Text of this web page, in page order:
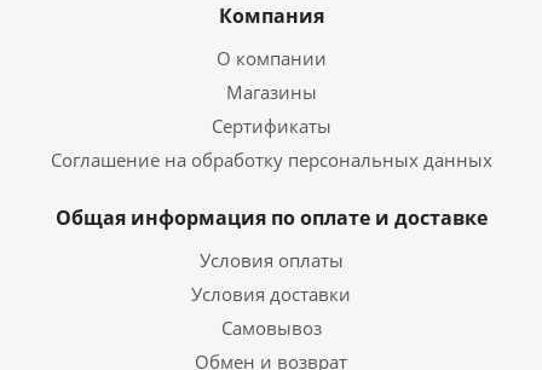
Компания
О компании
Магазины
Сертификаты
Соглашение на обработку персональных данных
Общая информация по оплате и доставке
Условия оплаты
Условия доставки
Самовывоз
Обмен и возврат